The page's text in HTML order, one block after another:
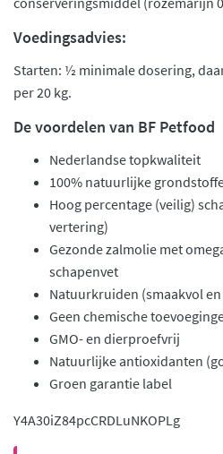
Voedingsadvies:
Starten: ½ minimale dosering,
per 20 kg.
De voordelen van BF Petfood
Nederlandse topkwaliteit
100% natuurlijke
Hoog percentage (veilig)
vertering)
Gezonde zalmolie met
schapenvet
Natuurkruiden (smaakvol
Geen chemische
GMO- en dierproefvrij
Natuurlijke antioxidanten
Groen garantie label
Y4A30iZ84pcCRDLuNKOPLg